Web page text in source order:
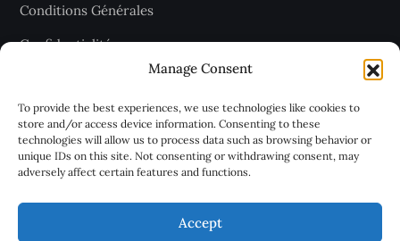
Manage Consent
To provide the best experiences, we use technologies like cookies to
store and/or access device information. Consenting to these
technologies will allow us to process data such as browsing behavior or
unique IDs on this site. Not consenting or withdrawing consent, may
adversely affect certain features and functions.
Accept
Conditions Générales
Confidentialité
Recevez les dernières articles
chaque jour